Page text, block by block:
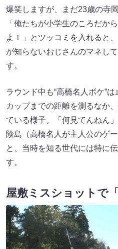
爆笑しますが、まだ23歳の寺
「俺たちが小学生のころだか
よ！」とツッコミを入れると
が知らないおじさんのマネし
す。
ラウンド中も“高橋名人ボケ”
カップまでの距離を測るなか
ている様子。「何見てんねん
険島（高橋名人が主人公のゲ
と、当時を知る世代には特に
す。
屋敷ミスショットで